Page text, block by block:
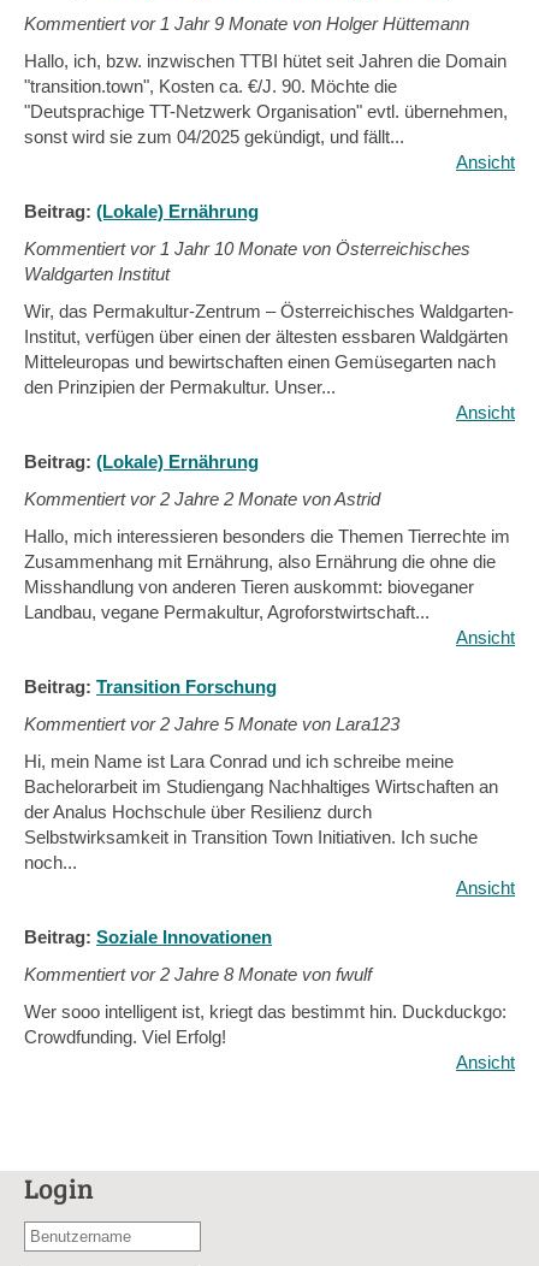
Kommentiert vor 1 Jahr 9 Monate von Holger Hüttemann
Hallo, ich, bzw. inzwischen TTBI hütet seit Jahren die Domain
"transition.town", Kosten ca. €/J. 90. Möchte die
"Deutsprachige TT-Netzwerk Organisation" evtl. übernehmen,
sonst wird sie zum 04/2025 gekündigt, und fällt...
Ansicht
Beitrag: (Lokale) Ernährung
Kommentiert vor 1 Jahr 10 Monate von Österreichisches
Waldgarten Institut
Wir, das Permakultur-Zentrum – Österreichisches Waldgarten-
Institut, verfügen über einen der ältesten essbaren Waldgärten
Mitteleuropas und bewirtschaften einen Gemüsegarten nach
den Prinzipien der Permakultur. Unser...
Ansicht
Beitrag: (Lokale) Ernährung
Kommentiert vor2 Jahre 2 Monate von Astrid
Hallo, mich interessieren besonders die Themen Tierrechte im
Zusammenhang mit Ernährung, also Ernährung die ohne die
Misshandlung von anderen Tieren auskommt: bioveganer
Landbau, vegane Permakultur, Agroforstwirtschaft...
Ansicht
Beitrag: Transition Forschung
Kommentiert vor2 Jahre 5 Monate von Lara123
Hi, mein Name ist Lara Conrad und ich schreibe meine
Bachelorarbeit im Studiengang Nachhaltiges Wirtschaften an
der Analus Hochschule über Resilienz durch
Selbstwirksamkeit in Transition Town Initiativen. Ich suche
noch...
Ansicht
Beitrag: Soziale Innovationen
Kommentiert vor2 Jahre 8 Monate von fwulf
Wer sooo intelligent ist, kriegt das bestimmt hin. Duckduckgo:
Crowdfunding. Viel Erfolg!
Ansicht
Login
Benutzername